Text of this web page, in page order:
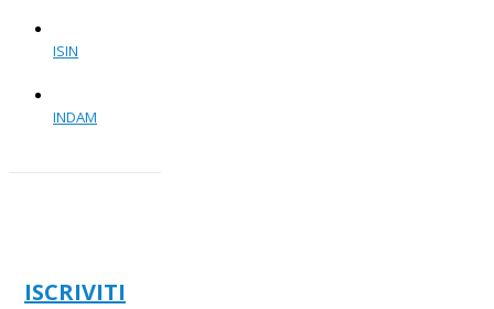
ISIN
INDAM
ISCRIVITI